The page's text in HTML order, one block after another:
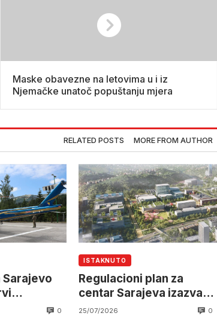
Maske obavezne na letovima u i iz
Njemačke unatoč popuštanju mjera
RELATED POSTS MORE FROM AUTHOR
Sarajevo
0
ISTAKNUTO
Regulacioni plan za
centar Sarajeva izazvao
podjele
25/07/2026 0